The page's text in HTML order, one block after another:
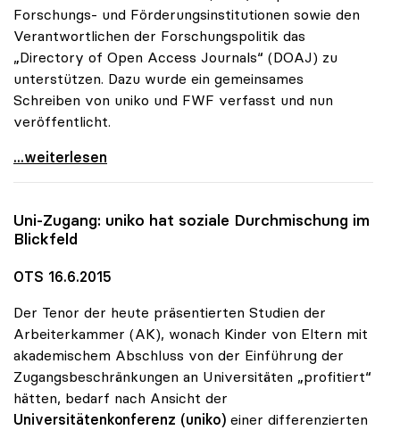
Forschungs- und Förderungsinstitutionen sowie den
Verantwortlichen der Forschungspolitik das
„Directory of Open Access Journals“ (DOAJ) zu
unterstützen. Dazu wurde ein gemeinsames
Schreiben von uniko und FWF verfasst und nun
veröffentlicht.
uniko und FWF empfehlen Unterstützung des
...weiterlesen
Uni-Zugang: uniko hat soziale Durchmischung im
Blickfeld
OTS 16.6.2015
Der Tenor der heute präsentierten Studien der
Arbeiterkammer (AK), wonach Kinder von Eltern mit
akademischem Abschluss von der Einführung der
Zugangsbeschränkungen an Universitäten „profitiert“
hätten, bedarf nach Ansicht der
Universitätenkonferenz (uniko) einer differenzierten